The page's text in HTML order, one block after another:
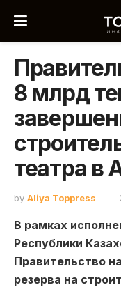
8 млрд
театра в
by Aliya Toppress
В рамках
Республики
Правительство
резерва на